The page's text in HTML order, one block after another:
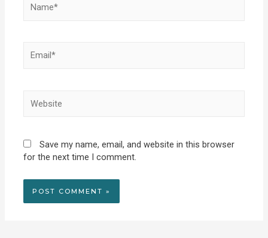
Save my name, email, and website in this browser
for the next time I comment.